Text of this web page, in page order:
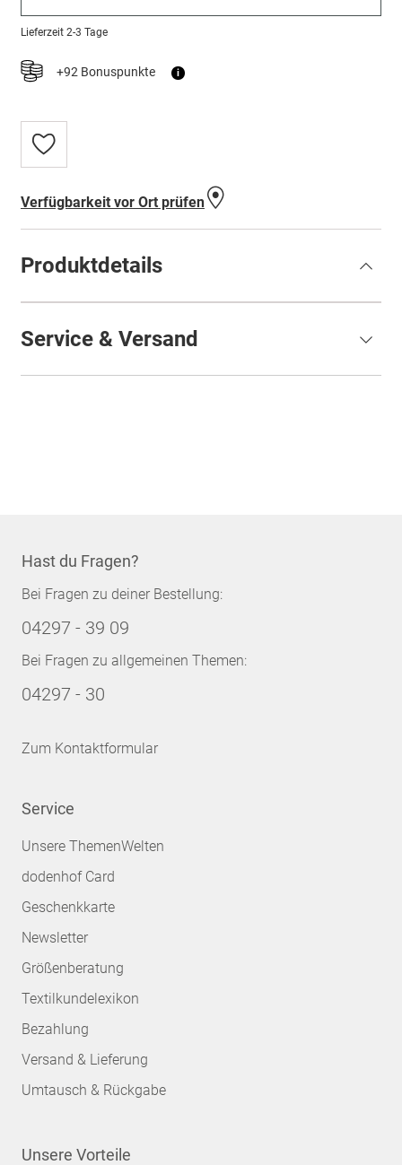
Lieferzeit 2-3 Tage
+92 Bonuspunkte i
Zur
Wunschliste
Verfügbarkeit vor Ort prüfen
Produktdetails
Service & Versand
Hast du Fragen?
Bei Fragen zu deiner Bestellung:
04297 - 39 09
Bei Fragen zu allgemeinen Themen:
04297 - 30
Zum Kontaktformular
Service
Unsere ThemenWelten
dodenhof Card
Geschenkkarte
Newsletter
Größenberatung
Textilkundelexikon
Bezahlung
Versand & Lieferung
Umtausch & Rückgabe
Unsere Vorteile